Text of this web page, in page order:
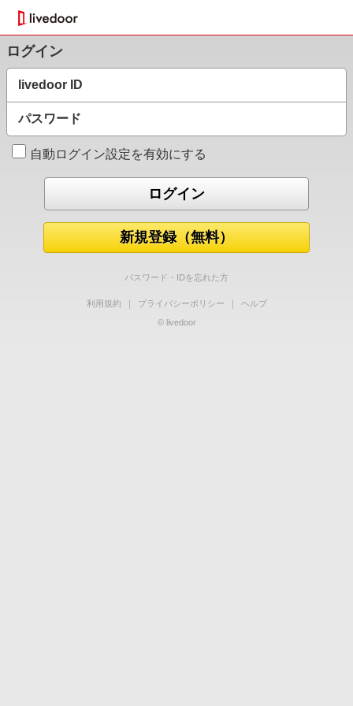
ログイン
livedoor ID
パスワード
自動ログイン設定を有効にする
新規登録（無料）
パスワード・IDを忘れた方
利用規約 ｜ プライバシーポリシー ｜
ヘルプ
© livedoor